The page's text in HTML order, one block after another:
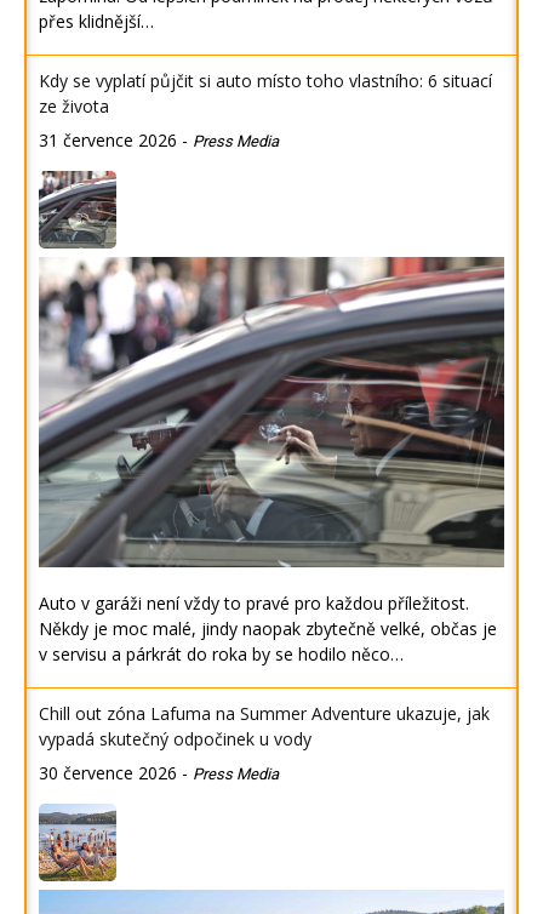
přes klidnější…
Kdy se vyplatí půjčit si auto místo toho vlastního: 6 situací
ze života
31 července 2026 - Press Media
Auto v garáži není vždy to pravé pro každou příležitost.
Někdy je moc malé, jindy naopak zbytečně velké, občas je
v servisu a párkrát do roka by se hodilo něco…
Chill out zóna Lafuma na Summer Adventure ukazuje, jak
vypadá skutečný odpočinek u vody
30 července 2026 - Press Media